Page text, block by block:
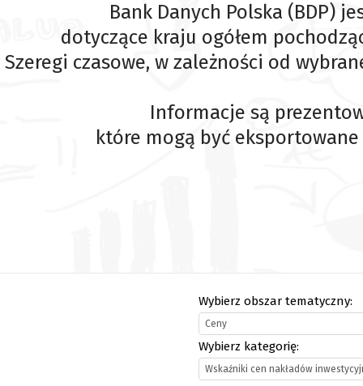
Bank Danych Polska (BDP)
dotyczące kraju ogółem
Szeregi czasowe, w zależności od
Informacje są
które mogą być
Wybierz obszar tematyczny:
Ceny
Wybierz kategorię:
Wskaźniki cen nakładów